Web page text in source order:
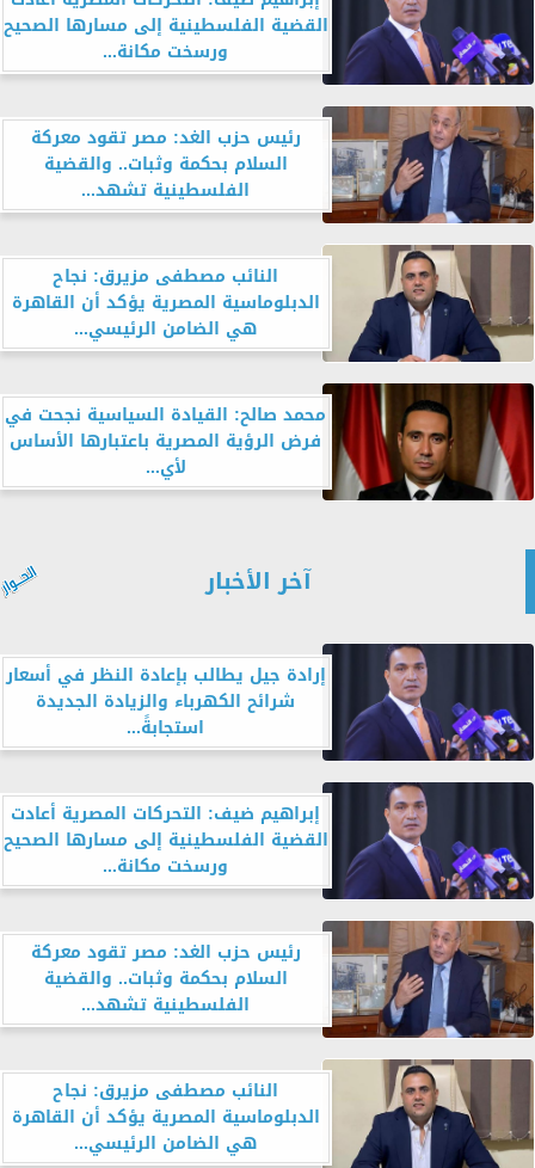
القضية الفلسطينية إلى مسارها الصحيح
ورسخت مكانة...
رئيس حزب الغد: مصر تقود معركة
السلام بحكمة وثبات.. والقضية
الفلسطينية تشهد...
النائب مصطفى مزيرق: نجاح
الدبلوماسية المصرية يؤكد أن القاهرة
هي الضامن الرئيسي...
محمد صالح: القيادة السياسية نجحت في
فرض الرؤية المصرية باعتبارها الأساس
لأي...
آخر الأخبار
إرادة جيل يطالب بإعادة النظر في أسعار
شرائح الكهرباء والزيادة الجديدة
استجابةً...
إبراهيم ضيف: التحركات المصرية أعادت
القضية الفلسطينية إلى مسارها الصحيح
ورسخت مكانة...
رئيس حزب الغد: مصر تقود معركة
السلام بحكمة وثبات.. والقضية
الفلسطينية تشهد...
النائب مصطفى مزيرق: نجاح
الدبلوماسية المصرية يؤكد أن القاهرة
هي الضامن الرئيسي...